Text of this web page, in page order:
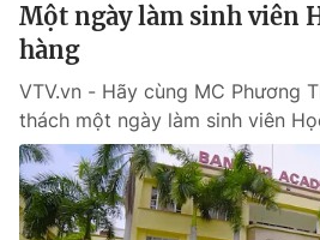
Một ngày làm sinh viên
hàng
VTV.vn - Hãy cùng MC Phương
thách một ngày làm sinh viên